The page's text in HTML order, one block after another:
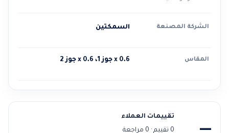
الشركة المصنعة السمكتين
المقاس 0.6 x جوز 1، 0.6 x جوز 2
تقييمات العملاء
0 تقييم · 0 مراجعة